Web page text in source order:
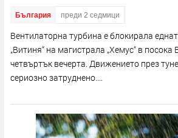
България преди 2 седмици
Вентилаторна турбина е блокирала
„Витиня“ на магистрала „Хемус“ в
четвъртък вечерта. Движението през
сериозно затруднено....